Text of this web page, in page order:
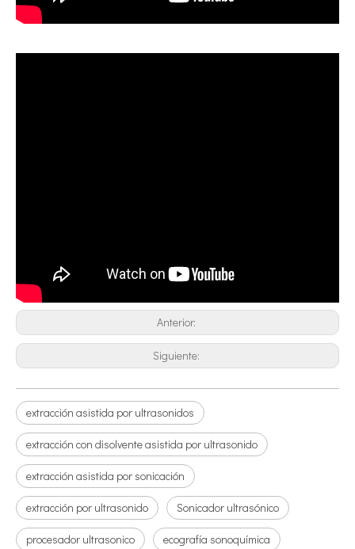
Tratamiento ultrasónico de metales fundidos
La aplicación de la ultrasónica en la industria de la costura refleja
Principio e introducción de la atomización ultrasónica de metales.
La tecnología de atomización por ultrasonido es un método eficiente
Anterior:
Siguiente:
extracción asistida por ultrasonidos
extracción con disolvente asistida por ultrasonido
extracción asistida por sonicación
extracción por ultrasonido Sonicador ultrasónico
procesador ultrasonico ecografía sonoquímica